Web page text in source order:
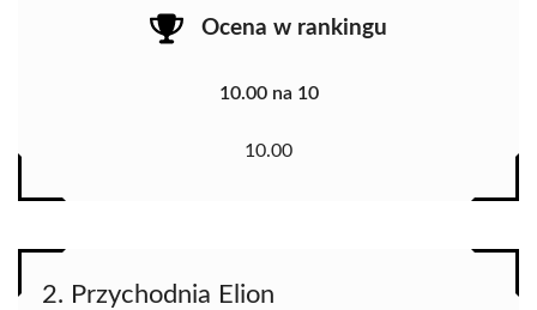
Ocena w rankingu
10.00 na 10
10.00
2. Przychodnia Elion